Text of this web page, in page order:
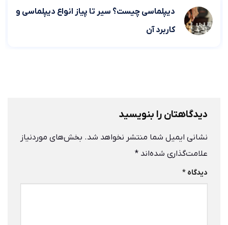
دیپلماسی چیست؟ سیر تا پیاز انواع دیپلماسی و
کاربرد آن
دیدگاهتان را بنویسید
نشانی ایمیل شما منتشر نخواهد شد. بخش‌های موردنیاز
علامت‌گذاری شده‌اند *
دیدگاه *